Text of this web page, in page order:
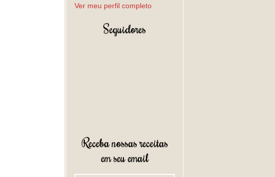
Ver meu perfil completo
Seguidores
Receba nossas receitas
em seu email